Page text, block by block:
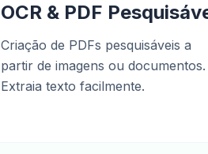
OCR & PDF
Criação de PDFs pesquisáveis a
partir de imagens ou documentos.
Extraia texto facilmente.